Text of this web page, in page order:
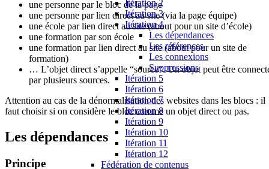
Itération 2
Itération 3
Itération 4
Les dépendances
Les références
Les connexions
Suppressions
Itération 5
Itération 6
Itération 7
Itération 8
Itération 9
Itération 10
Itération 11
Itération 12
Fédération de contenus
une personne par le bloc de la page
une personne par lien direct au site (via la page équipe)
une école par lien direct au site (about pour un site d’école)
une formation par son école
une formation par lien direct au site (about pour un site de
formation)
… L’objet direct s’appelle “source“. Un objet peut être
par plusieurs sources.
Attention au cas de la dénormalisation des websites dans les blocs : il
faut choisir si on considère le bloc comme un objet direct ou pas.
Les dépendances
Principe